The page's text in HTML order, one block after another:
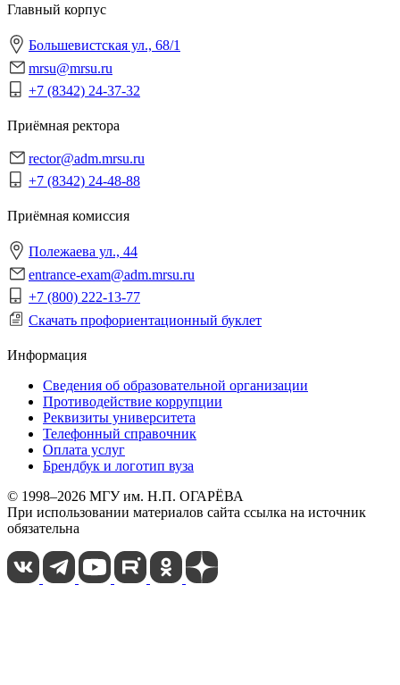
Главный корпус
Большевистская ул., 68/1
mrsu@mrsu.ru
+7 (8342) 24-37-32
Приёмная ректора
rector@adm.mrsu.ru
+7 (8342) 24-48-88
Приёмная комиссия
Полежаева ул., 44
entrance-exam@adm.mrsu.ru
+7 (800) 222-13-77
Скачать профориентационный буклет
Информация
Сведения об образовательной организации
Противодействие коррупции
Реквизиты университета
Телефонный справочник
Оплата услуг
Брендбук и логотип вуза
© 1998–2026 МГУ им. Н.П. ОГАРЁВА
При использовании материалов сайта ссылка на источник
обязательна